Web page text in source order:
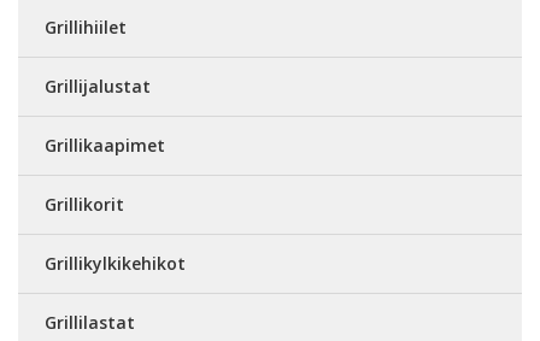
Grillihiilet
Grillijalustat
Grillikaapimet
Grillikorit
Grillikylkikehikot
Grillilastat